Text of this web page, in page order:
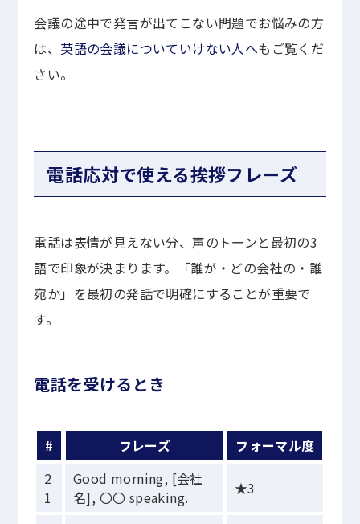
会議の途中で発言が出てこない問題でお悩みの方
は、 英語の会議についていけない人へもご覧くだ
さい。
電話応対で使える挨拶フレーズ
電話は表情が見えない分、声のトーンと最初の3
語で印象が決まります。「誰が・どの会社の・誰
宛か」を最初の発話で明確にすることが重要で
す。
電話を受けるとき
# フレーズ
フォーマル度
2
1
Good morning, [会社
名], 〇〇 speaking.
★3